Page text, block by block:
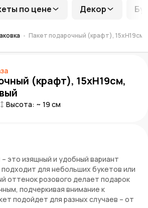
по цене Декор
Пакет подарочный (крафт),
(крафт), 15хH19см,
Высота: ~ 19 см
это изящный и удобный вариант
подходит для небольших букетов или
оттенок розового делает подарок
подчеркивая внимание к
подойдет для разных случаев – от